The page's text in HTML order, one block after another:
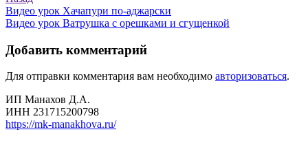
Навигация
по
записям
Видео урок Хачапури по-аджарски
Видео урок Ватрушка с орешками и сгущенкой
Добавить комментарий
Для отправки комментария вам необходимо авторизоваться.
ИП Манахов Д.А.
ИНН 231715200798
https://mk-manakhova.ru/